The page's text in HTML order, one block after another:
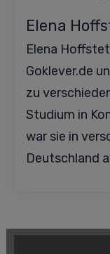
Elena
Elena
Goklever.de
zu
Studium in
war sie in
Deutschland